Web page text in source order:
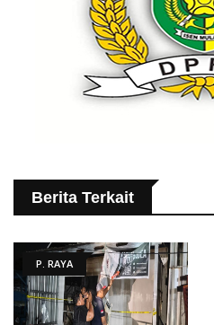
Berita Terkait
P. RAYA